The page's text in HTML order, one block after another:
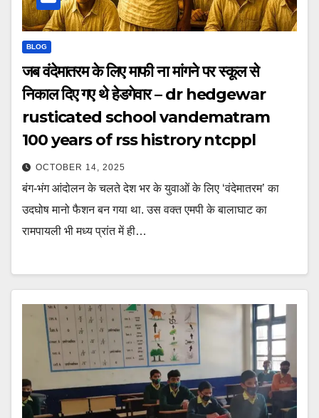
BLOG
जब वंदेमातरम के लिए माफी ना मांगने पर स्कूल से
निकाल दिए गए थे हेडगेवार – dr hedgewar
rusticated school vandematram
100 years of rss histrory ntcppl
OCTOBER 14, 2025
बंग-भंग आंदोलन के चलते देश भर के युवाओं के लिए ‘वंदेमातरम’ का
उदघोष मानो फैशन बन गया था. उस वक्त एमपी के बालाघाट का
रामपायली भी मध्य प्रांत में ही…